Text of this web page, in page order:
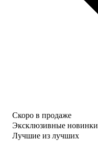
Скоро в продаже
Эксклюзивные новинки
Лучшие из лучших